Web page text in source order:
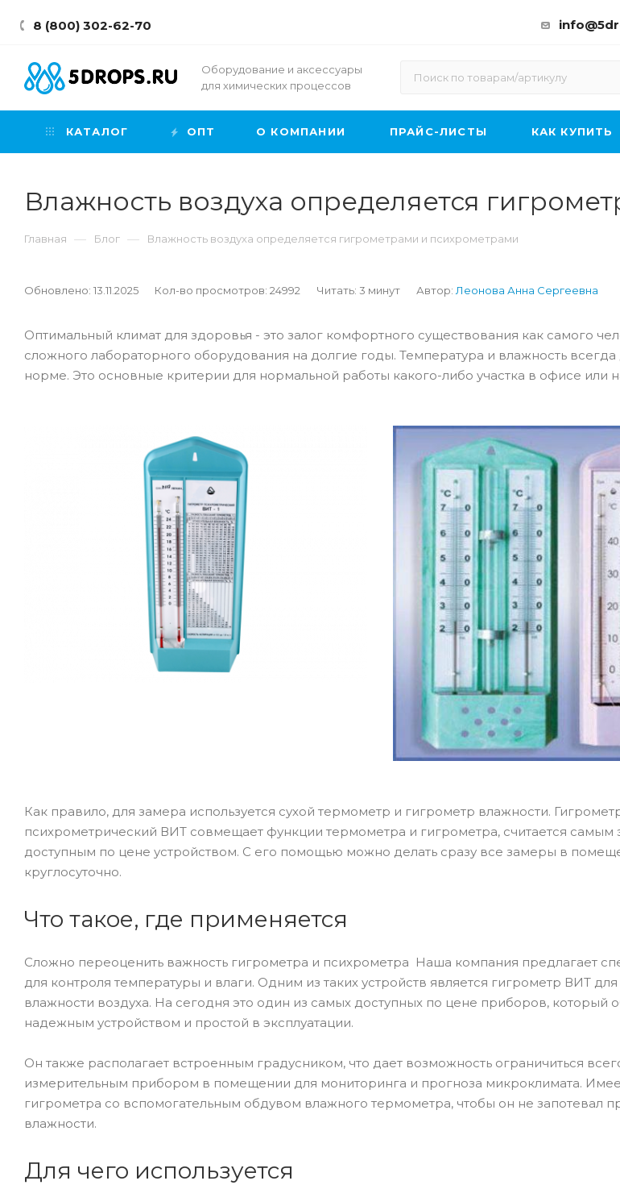
8 (800) 302-62-70
Оборудование и аксессуары
для химических процессов
КАТАЛОГ ОПТ О КОМПАНИИ ПРАЙС-ЛИСТЫ КАК КУПИТЬ
Влажность воздуха определяется
Главная — Блог — Влажность воздуха определяется гигрометрами и психрометрами
Обновлено: 13.11.2025 Кол-во просмотров: 24992 Читать: 3 минут Автор: Леонова Анна Сергеевна
Оптимальный климат для здоровья - это залог комфортного существования как самого
сложного лабораторного оборудования на долгие годы. Температура и влажность
норме. Это основные критерии для нормальной работы какого-либо участка в офисе или
Как правило, для замера используется сухой термометр и гигрометр влажности.
психрометрический ВИТ совмещает функции термометра и гигрометра, считается
доступным по цене устройством. С его помощью можно делать сразу все замеры в
круглосуточно.
Что такое, где применяется
Сложно переоценить важность гигрометра и психрометра Наша компания предлагает
для контроля температуры и влаги. Одним из таких устройств является гигрометр ВИТ
влажности воздуха. На сегодня это один из самых доступных по цене приборов, который
надежным устройством и простой в эксплуатации.
Он также располагает встроенным градусником, что дает возможность ограничиться
измерительным прибором в помещении для мониторинга и прогноза микроклимата.
гигрометра со вспомогательным обдувом влажного термометра, чтобы он не запотевал
влажности.
Для чего используется